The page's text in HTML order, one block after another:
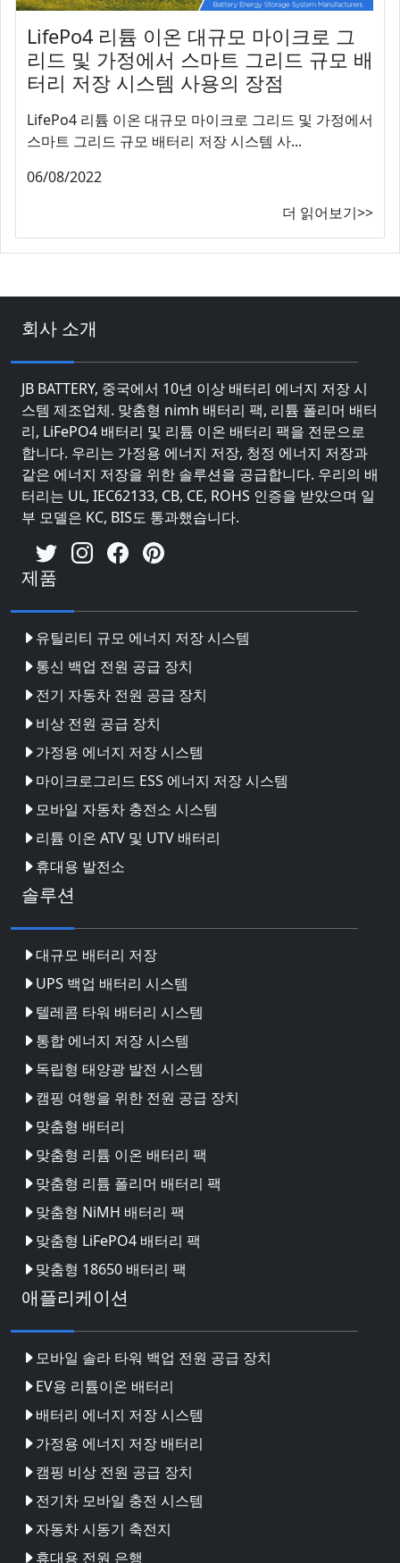
LifePo4 리튬 이온 대규모 마이크로 그
리드 및 가정에서 스마트 그리드 규모 배
터리 저장 시스템 사용의 장점
LifePo4 리튬 이온 대규모 마이크로 그리드 및 가정에서
스마트 그리드 규모 배터리 저장 시스템 사...
06/08/2022
더 읽어보기>>
회사 소개
JB BATTERY, 중국에서 10년 이상 배터리 에너지 저장 시
스템 제조업체. 맞춤형 nimh 배터리 팩, 리튬 폴리머 배터
리, LiFePO4 배터리 및 리튬 이온 배터리 팩을 전문으로
합니다. 우리는 가정용 에너지 저장, 청정 에너지 저장과
같은 에너지 저장을 위한 솔루션을 공급합니다. 우리의 배
터리는 UL, IEC62133, CB, CE, ROHS 인증을 받았으며 일
부 모델은 KC, BIS도 통과했습니다.
제품
유틸리티 규모 에너지 저장 시스템
통신 백업 전원 공급 장치
전기 자동차 전원 공급 장치
비상 전원 공급 장치
가정용 에너지 저장 시스템
마이크로그리드 ESS 에너지 저장 시스템
모바일 자동차 충전소 시스템
리튬 이온 ATV 및 UTV 배터리
휴대용 발전소
솔루션
대규모 배터리 저장
UPS 백업 배터리 시스템
텔레콤 타워 배터리 시스템
통합 에너지 저장 시스템
독립형 태양광 발전 시스템
캠핑 여행을 위한 전원 공급 장치
맞춤형 배터리
맞춤형 리튬 이온 배터리 팩
맞춤형 리튬 폴리머 배터리 팩
맞춤형 NiMH 배터리 팩
맞춤형 LiFePO4 배터리 팩
맞춤형 18650 배터리 팩
애플리케이션
모바일 솔라 타워 백업 전원 공급 장치
EV용 리튬이온 배터리
배터리 에너지 저장 시스템
가정용 에너지 저장 배터리
캠핑 비상 전원 공급 장치
전기차 모바일 충전 시스템
자동차 시동기 축전지
휴대용 전원 은행